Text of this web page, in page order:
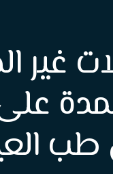
غير
على